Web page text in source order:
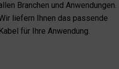
Branchen und Anwendungen.
liefern Ihnen das passende
Kabel für Ihre Anwendung.